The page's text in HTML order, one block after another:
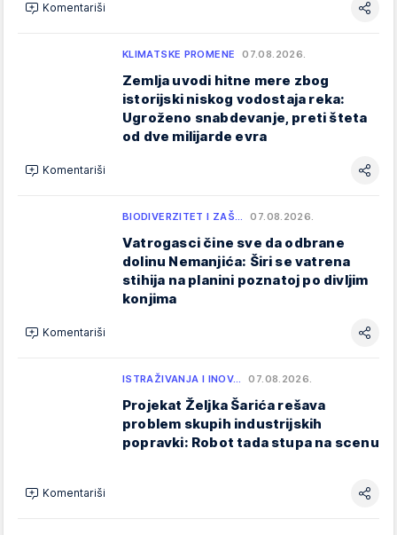
Komentariši
KLIMATSKE PROMENE 07.08.2026.
Zemlja uvodi hitne mere zbog
istorijski niskog vodostaja reka:
Ugroženo snabdevanje, preti šteta
od dve milijarde evra
Komentariši
BIODIVERZITET I ZAŠ… 07.08.2026.
Vatrogasci čine sve da odbrane
dolinu Nemanjića: Širi se vatrena
stihija na planini poznatoj po divljim
konjima
Komentariši
ISTRAŽIVANJA I INOV… 07.08.2026.
Projekat Željka Šarića rešava
problem skupih industrijskih
popravki: Robot tada stupa na scenu
Komentariši